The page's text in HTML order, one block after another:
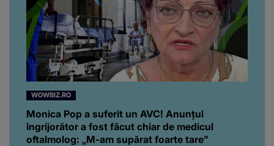
WOWBIZ.RO
Monica Pop a suferit un AVC! Anunțul
îngrijorător a fost făcut chiar de medicul
oftalmolog: „M-am supărat foarte tare”